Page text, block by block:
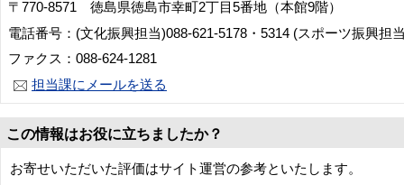
〒770-8571 徳島県徳島市幸町2丁目5番地（本館9階）
電話番号：(文化振興担当)088-621-5178・5314 (スポーツ振興担
ファクス：088-624-1281
担当課にメールを送る
この情報はお役に立ちましたか？
お寄せいただいた評価はサイト運営の参考といたします。